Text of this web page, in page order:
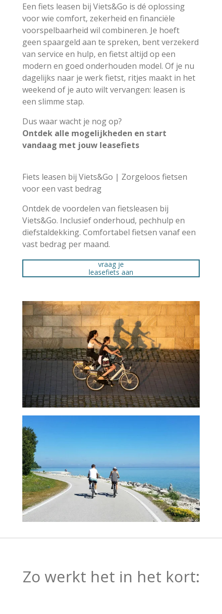
Een fiets leasen bij Viets&Go is dé oplossing
voor wie comfort, zekerheid en financiële
voorspelbaarheid wil combineren. Je hoeft
geen spaargeld aan te spreken, bent verzekerd
van service en hulp, en fietst altijd op een
modern en goed onderhouden model. Of je nu
dagelijks naar je werk fietst, ritjes maakt in het
weekend of je auto wilt vervangen: leasen is
een slimme stap.
Dus waar wacht je nog op?
Ontdek alle mogelijkheden en start
vandaag met jouw leasefiets
Fiets leasen bij Viets&Go | Zorgeloos fietsen
voor een vast bedrag
Ontdek de voordelen van fietsleasen bij
Viets&Go. Inclusief onderhoud, pechhulp en
diefstaldekking. Comfortabel fietsen vanaf een
vast bedrag per maand.
vraag je
leasefiets aan
Zo werkt het in het kort: